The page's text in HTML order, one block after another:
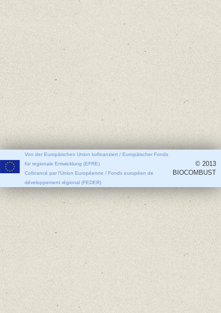
Von der Europäischen Union kofinanziert / Europäischer Fonds
für regionale Entwicklung (EFRE)
Cofinancé par l'Union Européenne / Fonds européen de
développement régional (FEDER)
© 2013
BIOCOMBUST